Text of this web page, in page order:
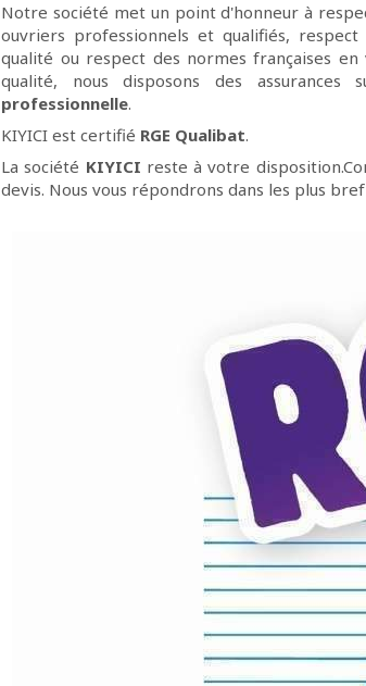
Notre société met un point d'honneur à
ouvriers professionnels et qualifiés,
qualité ou respect des normes françaises
qualité, nous disposons des assurances
professionnelle.
KIYICI est certifié RGE Qualibat.
La société KIYICI reste à votre
devis. Nous vous répondrons dans les plus